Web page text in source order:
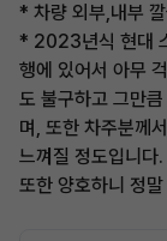
* 차량 외부,내부
* 2023년식 현대
행에 있어서 아무
도 불구하고 그만
며, 또한 차주분께
느껴질 정도입니다
또한 양호하니 정